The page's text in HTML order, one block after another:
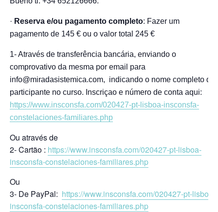
· Reserva e/ou pagamento completo: Fazer um
pagamento de 145 € ou o valor total 245 €
1- Através de transferência bancária, enviando o
comprovativo da mesma por email para
info@miradasistemica.com, indicando o nome completo do
participante no curso. Inscriçao e número de conta aqui:
https://www.insconsfa.com/020427-pt-lisboa-insconsfa-
constelaciones-familiares.php
Ou através de
2- Cartão : https://www.insconsfa.com/020427-pt-lisboa-
insconsfa-constelaciones-familiares.php
Ou
3- De PayPal: https://www.insconsfa.com/020427-pt-lisboa-
insconsfa-constelaciones-familiares.php